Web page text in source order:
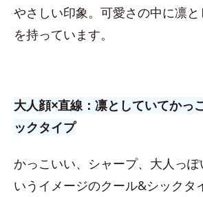
やさしい印象。可愛さの中に凛と
を持っています。
大人顔×直線：凛としていてかっ
ックタイプ
かっこいい、シャープ、大人っぽ
いうイメージのクール&シックタ